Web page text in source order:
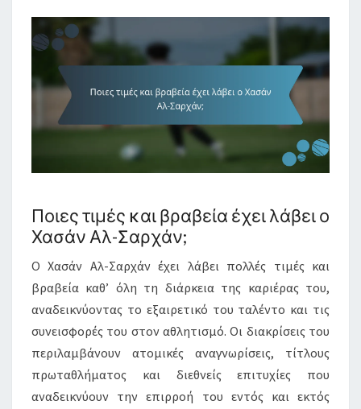
Ποιες τιμές και βραβεία έχει λάβει ο
Χασάν Αλ-Σαρχάν;
Ο Χασάν Αλ-Σαρχάν έχει λάβει πολλές τιμές και
βραβεία καθ’ όλη τη διάρκεια της καριέρας του,
αναδεικνύοντας το εξαιρετικό του ταλέντο και τις
συνεισφορές του στον αθλητισμό. Οι διακρίσεις του
περιλαμβάνουν ατομικές αναγνωρίσεις, τίτλους
πρωταθλήματος και διεθνείς επιτυχίες που
αναδεικνύουν την επιρροή του εντός και εκτός